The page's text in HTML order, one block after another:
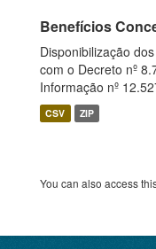
Benefícios
Disponibilização
com o Decreto nº
Informação nº
CSV ZIP
You can also access